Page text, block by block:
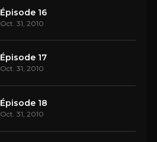
Épisode 16
Oct. 31, 2010
Épisode 17
Oct. 31, 2010
Épisode 18
Oct. 31, 2010